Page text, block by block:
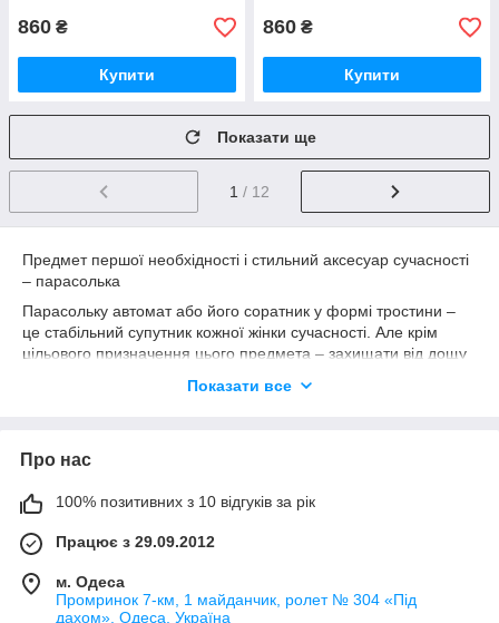
860 ₴
Купити
860 ₴
Купити
Показати ще
1 / 12
Предмет першої необхідності і стильний аксесуар сучасності
– парасолька
Парасольку автомат або його соратник у формі тростини –
це стабільний супутник кожної жінки сучасності. Але крім
цільового призначення цього предмета – захищати від дощу
досить яскравим аксесуаром. Неймовірно сумнівний той
сучасного гардеробу. Але для початку варто все ж розглянути
Механіка – класика всіх часів
парасолі Механічні пам'ятають ще середньовічні бали і піші
частіше стали віддавати перевагу автоматичні парасольки
або аксесуари в формі тростини. І, тим не менш, парасолька
Показати все
Про нас
100% позитивних з 10 відгуків за рік
Працює з 29.09.2012
м. Одеса
Промринок 7-км, 1 майданчик, ролет № 304 «Під
дахом», Одеса, Україна